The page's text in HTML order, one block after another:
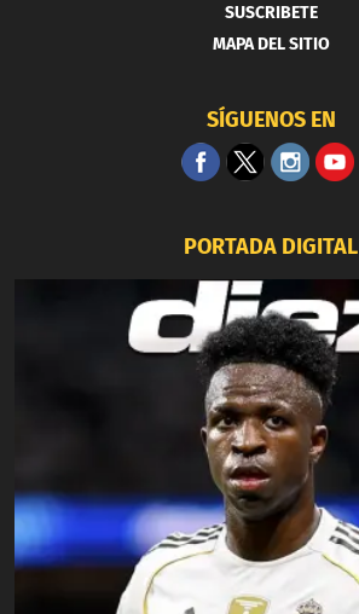
SUSCRIBETE
MAPA DEL SITIO
SÍGUENOS EN
PORTADA DIGITAL